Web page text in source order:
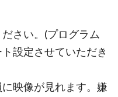
さい。(プログラム
設定させていただき
映像が見れます。嫌